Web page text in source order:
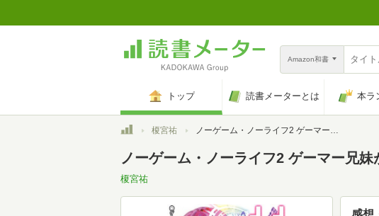
Amazon和書
トップ 読書メーターとは 本ラ
トップ榎宮祐 ノーゲーム・ノーライフ2 ゲーマー兄妹が獣耳っ子の国に目をつけたようです (MF文庫J)
ノーゲーム・ノーライフ2 ゲーマー兄
榎宮祐